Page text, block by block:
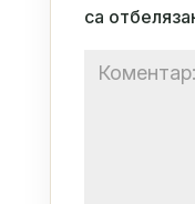
са